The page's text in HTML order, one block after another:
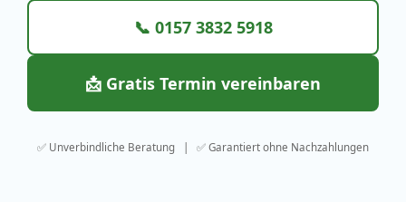
📞 0157 3832 5918
📩 Gratis Termin vereinbaren
✅ Unverbindliche Beratung | ✅ Garantiert ohne Nachzahlungen